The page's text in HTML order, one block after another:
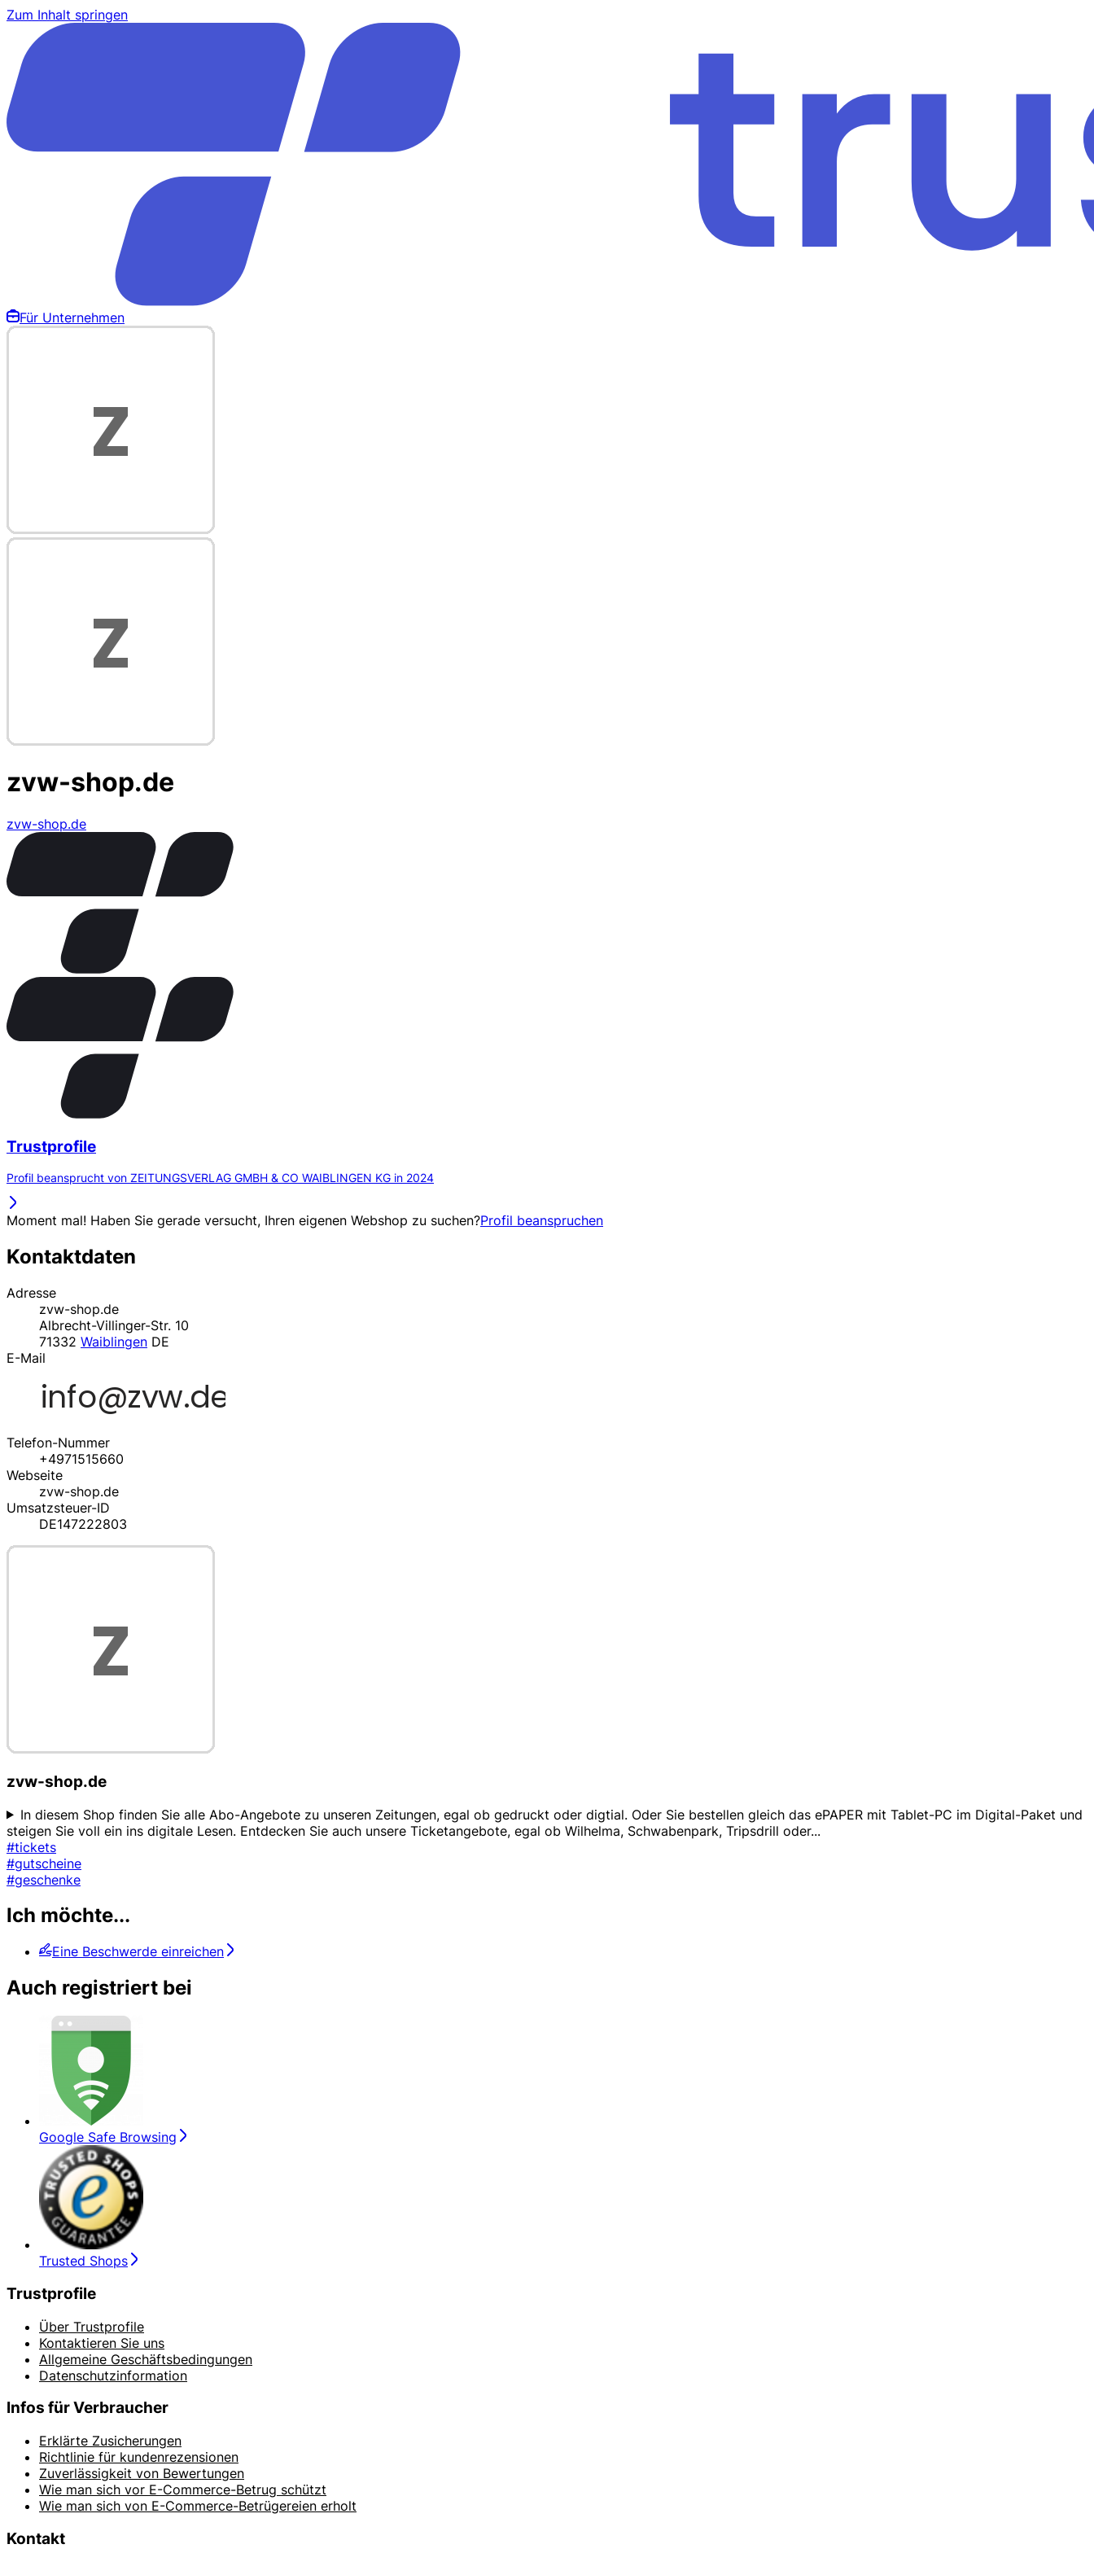
Zum Inhalt springen
Für Unternehmen
zvw-shop.de
zvw-shop.de
Trustprofile
Profil beansprucht von ZEITUNGSVERLAG GMBH & CO WAIBLINGEN KG in 2024
Moment mal! Haben Sie gerade versucht, Ihren eigenen Webshop zu suchen?Profil beanspruchen
Kontaktdaten
Adresse
zvw-shop.de
Albrecht-Villinger-Str. 10
71332 Waiblingen DE
E-Mail
Telefon-Nummer
+4971515660
Webseite
zvw-shop.de
Umsatzsteuer-ID
DE147222803
zvw-shop.de
In diesem Shop finden Sie alle Abo-Angebote zu unseren Zeitungen, egal ob gedruckt oder digtial. Oder Sie bestellen gleich das ePAPER mit Tablet-PC im Digital-Paket und
steigen Sie voll ein ins digitale Lesen. Entdecken Sie auch unsere Ticketangebote, egal ob Wilhelma, Schwabenpark, Tripsdrill oder...
#tickets
#gutscheine
#geschenke
Ich möchte...
Eine Beschwerde einreichen
Auch registriert bei
Google Safe Browsing
Trusted Shops
Trustprofile
Über Trustprofile
Kontaktieren Sie uns
Allgemeine Geschäftsbedingungen
Datenschutzinformation
Infos für Verbraucher
Erklärte Zusicherungen
Richtlinie für kundenrezensionen
Zuverlässigkeit von Bewertungen
Wie man sich vor E-Commerce-Betrug schützt
Wie man sich von E-Commerce-Betrügereien erholt
Kontakt